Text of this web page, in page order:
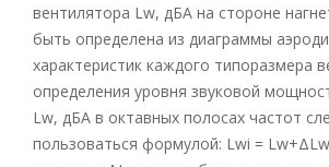
вентилятора Lw, дБА на стороне
быть определена из диаграммы
характеристик каждого типоразмера
определения уровня звуковой
Lw, дБА в октавных полосах частот
пользоваться формулой: Lwi =